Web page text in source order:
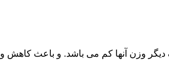
طرف دیگر وزن آنها کم می باشد. و